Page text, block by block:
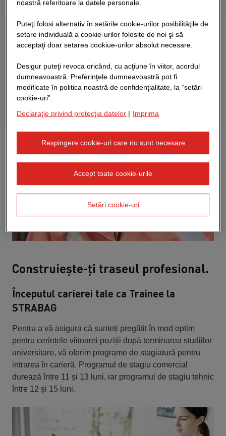
Construiește-ți traseul profesional.
Începutul carierei tale ca Trainee la
STRABAG
Pentru a vă asigura că sunteți pregătit în mod optim
pentru cerințele viitoarei poziții după terminarea studiilor
universitare, vă oferim programe de stagiatură pentru
intrarea în carieră. Programul de stagiu comercial
durează între 11 și 13 luni, iar programul de stagiu tehnic
între 12 și 15 luni.
noastră referitoare la datele personale.
Puteţi folosi alternativ în setările cookie-urilor posibilităţile de
setare individuală a cookie-urilor folosite de noi şi să
acceptaţi doar setarea cookiue-urilor absolut necesare.
Desigur puteţi revoca oricând, cu acţiune în viitor, acordul
dumneavoastră. Preferinţele dumneavoastră pot fi
modificate în politica noastră de confidenţialitate, la “setări
cookie-uri”.
Declaraţie privind protecţia datelor | Imprima
Respingere cookie-uri care nu sunt necesare
Accept toate cookie-urile
Setări cookie-uri